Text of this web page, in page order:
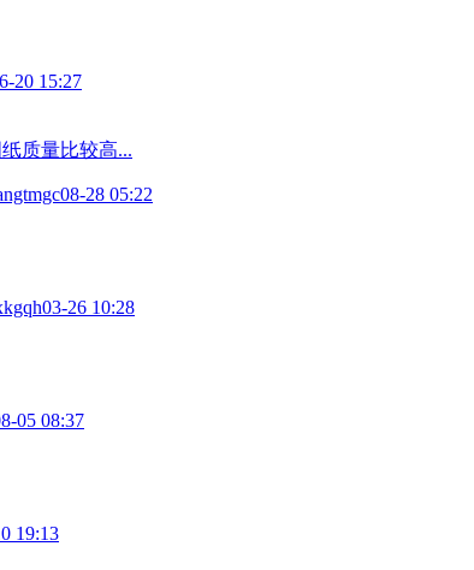
20 15:27
质量比较高...
08-28 05:22
03-26 10:28
05 08:37
19:13